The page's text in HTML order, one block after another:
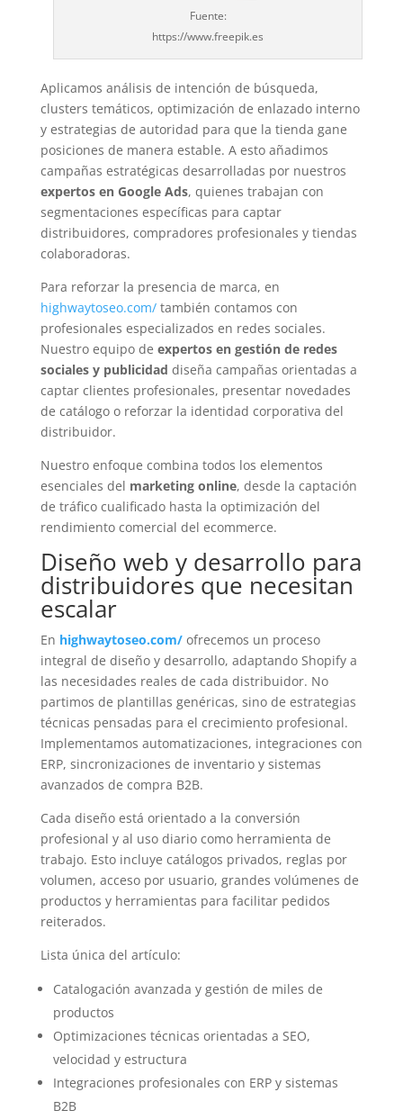
Fuente:
https://www.freepik.es
Aplicamos análisis de intención de búsqueda,
clusters temáticos, optimización de enlazado interno
y estrategias de autoridad para que la tienda gane
posiciones de manera estable. A esto añadimos
campañas estratégicas desarrolladas por nuestros
expertos en Google Ads, quienes trabajan con
segmentaciones específicas para captar
distribuidores, compradores profesionales y tiendas
colaboradoras.
Para reforzar la presencia de marca, en
highwaytoseo.com/también contamos con
profesionales especializados en redes sociales.
Nuestro equipo de expertos en gestión de redes
sociales y publicidad diseña campañas orientadas a
captar clientes profesionales, presentar novedades
de catálogo o reforzar la identidad corporativa del
distribuidor.
Nuestro enfoque combina todos los elementos
esenciales del marketing online, desde la captación
de tráfico cualificado hasta la optimización del
rendimiento comercial del ecommerce.
Diseño web y desarrollo para
distribuidores que necesitan
escalar
En highwaytoseo.com/ofrecemos un proceso
integral de diseño y desarrollo, adaptando Shopify a
las necesidades reales de cada distribuidor. No
partimos de plantillas genéricas, sino de estrategias
técnicas pensadas para el crecimiento profesional.
Implementamos automatizaciones, integraciones con
ERP, sincronizaciones de inventario y sistemas
avanzados de compra B2B.
Cada diseño está orientado a la conversión
profesional y al uso diario como herramienta de
trabajo. Esto incluye catálogos privados, reglas por
volumen, acceso por usuario, grandes volúmenes de
productos y herramientas para facilitar pedidos
reiterados.
Lista única del artículo:
Catalogación avanzada y gestión de miles de
productos
Optimizaciones técnicas orientadas a SEO,
velocidad y estructura
Integraciones profesionales con ERP y sistemas
B2B